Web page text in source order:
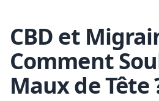
Skip to content
CBD et
Comment
Maux de Tête